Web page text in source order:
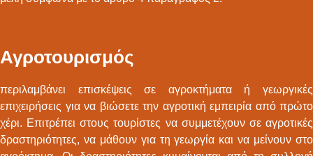
Αγροτουρισμός
περιλαμβάνει επισκέψεις σε αγροκτήματα ή γεωργικές
επιχειρήσεις για να βιώσετε την αγροτική εμπειρία από πρώτο
χέρι. Επιτρέπει στους τουρίστες να συμμετέχουν σε αγροτικές
δραστηριότητες, να μάθουν για τη γεωργία και να μείνουν στο